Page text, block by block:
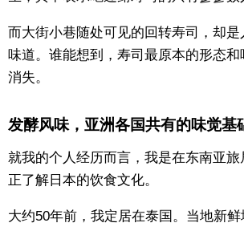
而大街小巷随处可见的回转寿司，却是
味道。谁能想到，寿司最原本的形态
消失。
发酵风味，亚洲各国共有的味觉基
就我的个人经历而言，我是在东南亚
正了解日本的饮食文化。
大约50年前，我定居在泰国。当地新